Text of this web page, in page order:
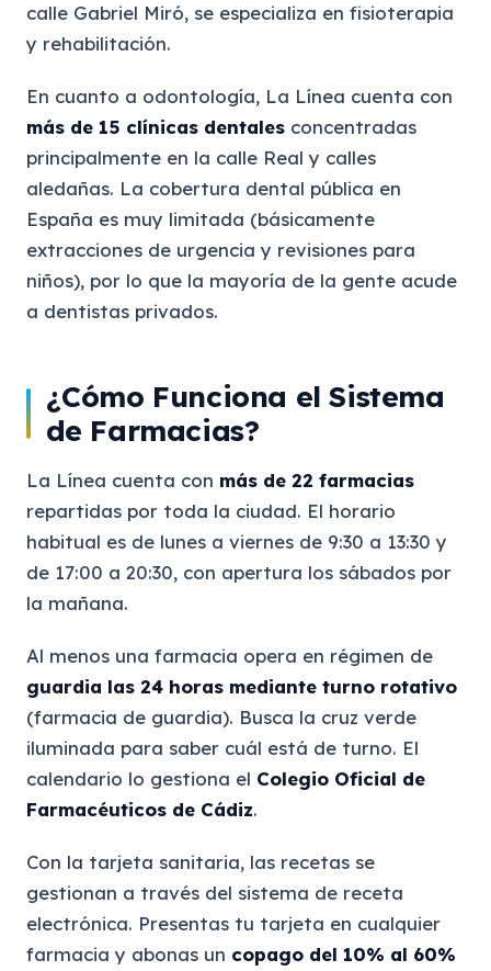
calle Gabriel Miró, se especializa en fisioterapia
y rehabilitación.
En cuanto a odontología, La Línea cuenta con
más de 15 clínicas dentales concentradas
principalmente en la calle Real y calles
aledañas. La cobertura dental pública en
España es muy limitada (básicamente
extracciones de urgencia y revisiones para
niños), por lo que la mayoría de la gente acude
a dentistas privados.
¿Cómo Funciona el Sistema
de Farmacias?
La Línea cuenta con más de 22 farmacias
repartidas por toda la ciudad. El horario
habitual es de lunes a viernes de 9:30 a 13:30 y
de 17:00 a 20:30, con apertura los sábados por
la mañana.
Al menos una farmacia opera en régimen de
guardia las 24 horas mediante turno rotativo
(farmacia de guardia). Busca la cruz verde
iluminada para saber cuál está de turno. El
calendario lo gestiona el Colegio Oficial de
Farmacéuticos de Cádiz.
Con la tarjeta sanitaria, las recetas se
gestionan a través del sistema de receta
electrónica. Presentas tu tarjeta en cualquier
farmacia y abonas un copago del 10% al 60%